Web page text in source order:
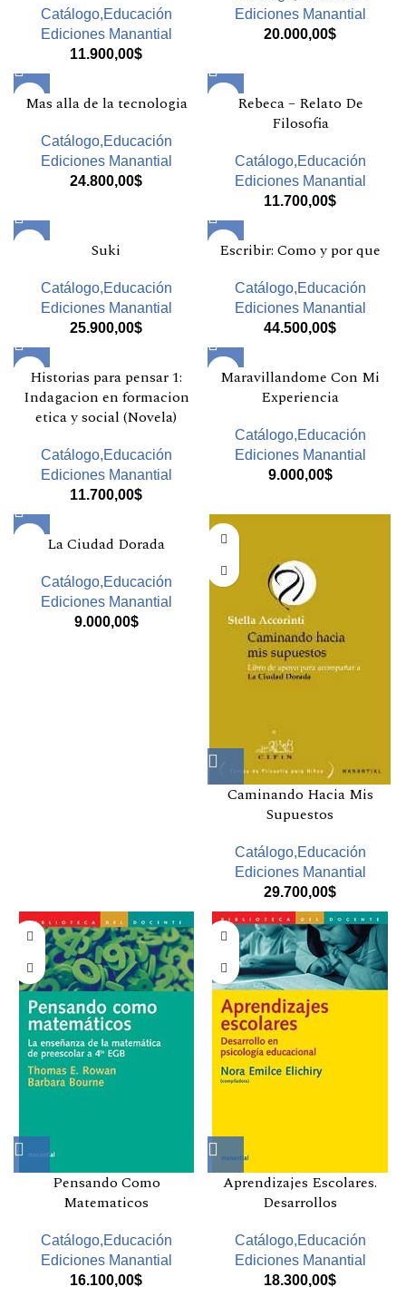
Catálogo,Educación
Ediciones Manantial
11.900,00$
Ediciones Manantial
20.000,00$
Mas alla de la tecnologia
Catálogo,Educación
Ediciones Manantial
24.800,00$
Rebeca – Relato De
Filosofia
Catálogo,Educación
Ediciones Manantial
11.700,00$
Suki
Catálogo,Educación
Ediciones Manantial
25.900,00$
Escribir: Como y por que
Catálogo,Educación
Ediciones Manantial
44.500,00$
Historias para pensar 1:
Indagacion en formacion
etica y social (Novela)
Catálogo,Educación
Ediciones Manantial
11.700,00$
Maravillandome Con Mi
Experiencia
Catálogo,Educación
Ediciones Manantial
9.000,00$
La Ciudad Dorada
Catálogo,Educación
Ediciones Manantial
9.000,00$
Caminando Hacia Mis
Supuestos
Catálogo,Educación
Ediciones Manantial
29.700,00$
Pensando Como
Matematicos
Catálogo,Educación
Ediciones Manantial
16.100,00$
Aprendizajes Escolares.
Desarrollos
Catálogo,Educación
Ediciones Manantial
18.300,00$